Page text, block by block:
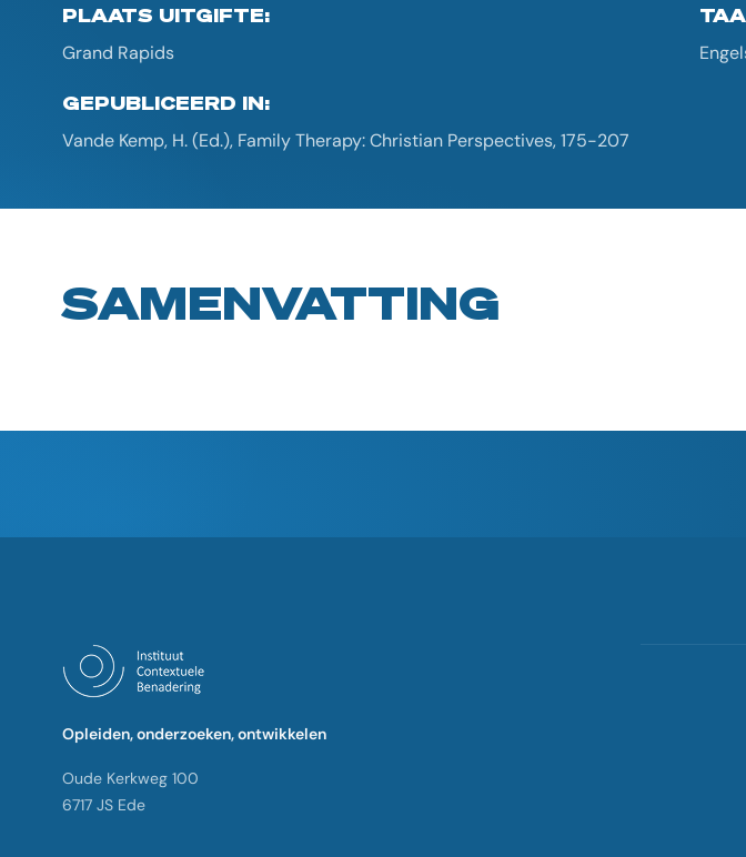
PLAATS UITGIFTE:
Grand Rapids
GEPUBLICEERD IN:
Vande Kemp, H. (Ed.), Family Therapy: Christian Perspectives, 175-207
SAMENVATTING
Opleiden, onderzoeken, ontwikkelen
Oude Kerkweg 100
6717 JS Ede